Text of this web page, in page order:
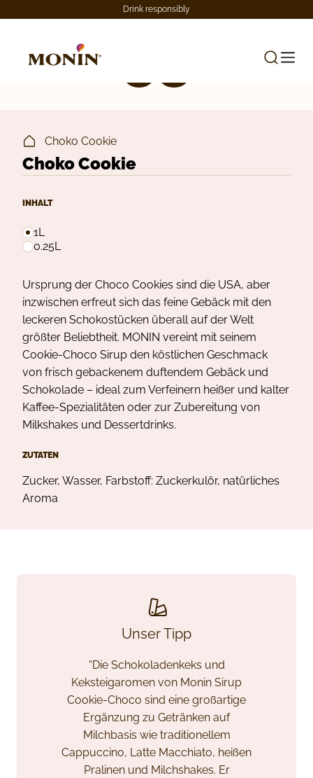
Drink responsibly
Choko Cookie
Choko Cookie
INHALT
1L
0.25L
Ursprung der Choco Cookies sind die USA, aber
inzwischen erfreut sich das feine Gebäck mit den
leckeren Schokostücken überall auf der Welt
größter Beliebtheit. MONIN vereint mit seinem
Cookie-Choco Sirup den köstlichen Geschmack
von frisch gebackenem duftendem Gebäck und
Schokolade – ideal zum Verfeinern heißer und kalter
Kaffee-Spezialitäten oder zur Zubereitung von
Milkshakes und Dessertdrinks.
ZUTATEN
Zucker, Wasser, Farbstoff: Zuckerkulör, natürliches
Aroma
Unser Tipp
“Die Schokoladenkeks und
Keksteigaromen von Monin Sirup
Cookie-Choco sind eine großartige
Ergänzung zu Getränken auf
Milchbasis wie traditionellem
Cappuccino, Latte Macchiato, heißen
Pralinen und Milchshakes. Er